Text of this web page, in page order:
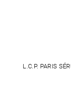
L.C.P. PARIS